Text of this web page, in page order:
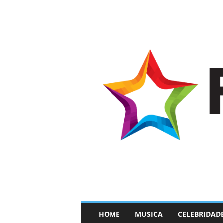
HOME MUSICA